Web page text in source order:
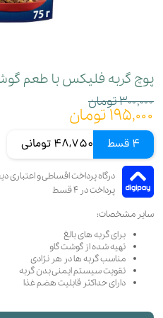
پوچ گربه فلیکس با طعم گوشت
۳۰۰,۰۰۰ تومان
۱۹۵,۰۰۰ تومان
4 قسط 48,750 تومانی
سایر مشخصات:
برای گربه های بالغ
تهیه شده از گوشت گاو
مناسب گربه ها در هر نژادی
تقویت سیستم ایمنی بدن گربه
دارای حداکثر قابلیت هضم غذا